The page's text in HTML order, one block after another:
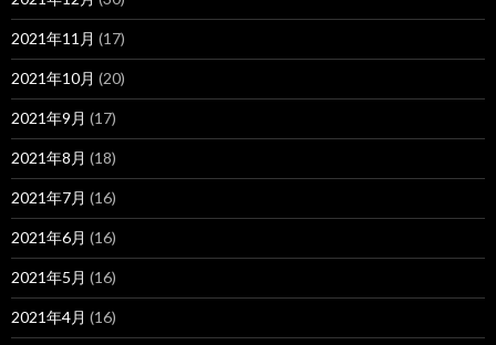
2021年11月 (17)
2021年10月 (20)
2021年9月 (17)
2021年8月 (18)
2021年7月 (16)
2021年6月 (16)
2021年5月 (16)
2021年4月 (16)